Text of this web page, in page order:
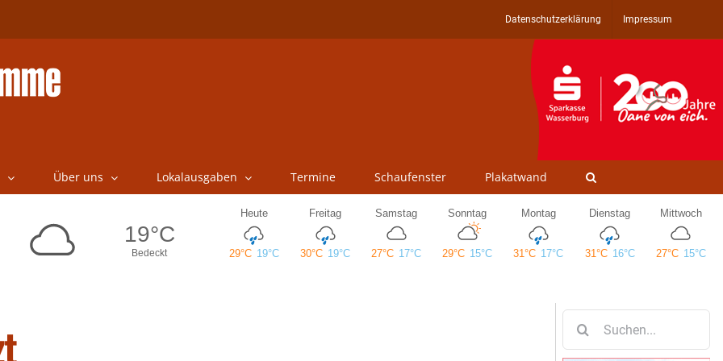
Datenschutzerklärung Impressum
Über uns Lokalausgaben Termine Schaufenster Plakatwand
nach: